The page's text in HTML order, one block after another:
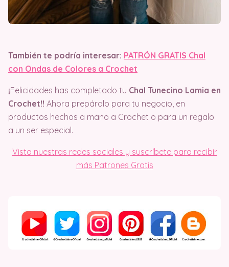
También te podría interesar: PATRÓN GRATIS Chal
con Ondas de Colores a Crochet
¡Felicidades has completado tu Chal Tunecino Lamia en
Crochet!! Ahora prepáralo para tu negocio, en
productos hechos a mano a Crochet o para un regalo
a un ser especial.
Vista nuestras redes sociales y suscríbete para recibir
más Patrones Gratis